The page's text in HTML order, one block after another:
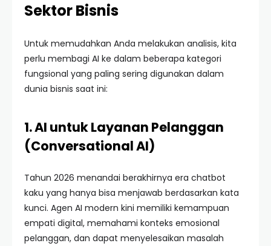
Sektor Bisnis
Untuk memudahkan Anda melakukan analisis, kita
perlu membagi AI ke dalam beberapa kategori
fungsional yang paling sering digunakan dalam
dunia bisnis saat ini:
1. AI untuk Layanan Pelanggan
(Conversational AI)
Tahun 2026 menandai berakhirnya era chatbot
kaku yang hanya bisa menjawab berdasarkan kata
kunci. Agen AI modern kini memiliki kemampuan
empati digital, memahami konteks emosional
pelanggan, dan dapat menyelesaikan masalah